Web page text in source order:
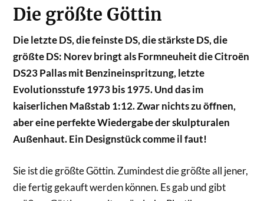
Die größte Göttin
Die letzte DS, die feinste DS, die stärkste DS, die
größte DS: Norev bringt als Formneuheit die Citroën
DS23 Pallas mit Benzineinspritzung, letzte
Evolutionsstufe 1973 bis 1975. Und das im
kaiserlichen Maßstab 1:12. Zwar nichts zu öffnen,
aber eine perfekte Wiedergabe der skulpturalen
Außenhaut. Ein Designstück comme il faut!
Sie ist die größte Göttin. Zumindest die größte all jener,
die fertig gekauft werden können. Es gab und gibt